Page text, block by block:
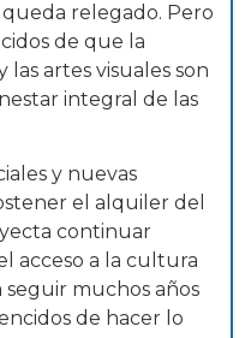
relegado. Pero
de que la
las artes visuales son
integral de las
y nuevas
el alquiler del
continuar
acceso a la cultura
seguir muchos años
de hacer lo